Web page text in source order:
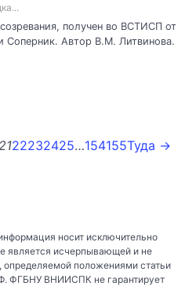
получен во ВСТИСП от
Соперник. Автор В.М. Литвинова.
2122232425…154155Туда →
носит исключительно
является исчерпывающей и не
определяемой положениями статьи
ФГБНУ ВНИИСПК не гарантирует